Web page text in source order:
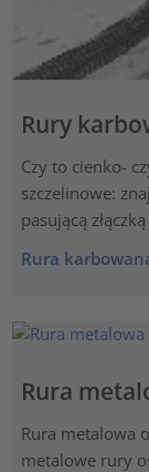
Rury
Czy to cienko-
szczelinowe:
pasującą
Rura
Rura
Rura metalowa
metalowe rury